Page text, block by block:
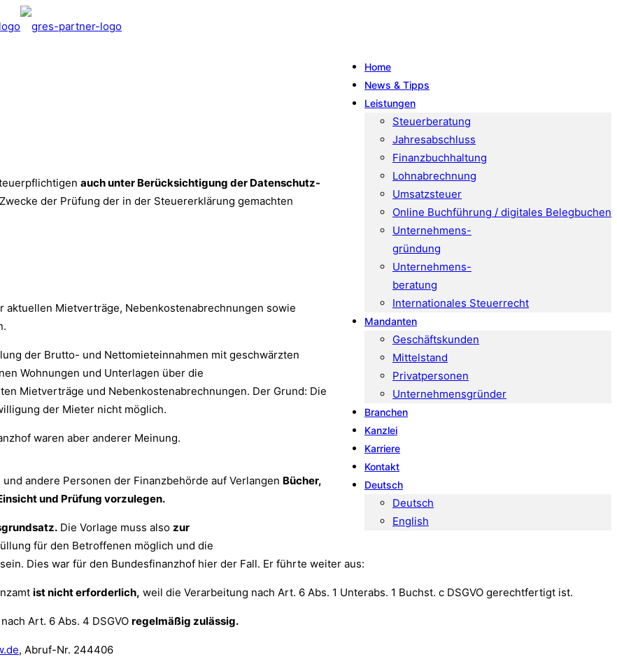
Home
News & Tipps
Leistungen
Steuerberatung
Jahresabschluss
Finanzbuchhaltung
Lohnabrechnung
Umsatzsteuer
Online Buchführung / digitales Belegbuchen
Unternehmens-
gründung
Unternehmens-
beratung
Internationales Steuerrecht
Mandanten
Geschäftskunden
Mittelstand
Privatpersonen
Unternehmensgründer
Branchen
Kanzlei
Karriere
Kontakt
Deutsch
Deutsch
English
auch unter Berücksichtigung der Datenschutz-
der Prüfung der in der Steuererklärung gemachten
Mietverträge, Nebenkostenabrechnungen sowie
der Brutto- und Nettomieteinnahmen mit geschwärzten
Wohnungen und Unterlagen über die
Mietverträge und Nebenkostenabrechnungen. Der Grund: Die
der Mieter nicht möglich.
waren aber anderer Meinung.
andere Personen der Finanzbehörde auf Verlangen Bücher,
und Prüfung vorzulegen.
Die Vorlage muss also zur
für den Betroffenen möglich und die
sein. Dies war für den Bundesfinanzhof hier der Fall. Er führte weiter aus:
ist nicht erforderlich, weil die Verarbeitung nach Art. 6 Abs. 1 Unterabs. 1 Buchst. c DSGVO gerechtfertigt ist.
Art. 6 Abs. 4 DSGVO regelmäßig zulässig.
, Abruf-Nr. 244406